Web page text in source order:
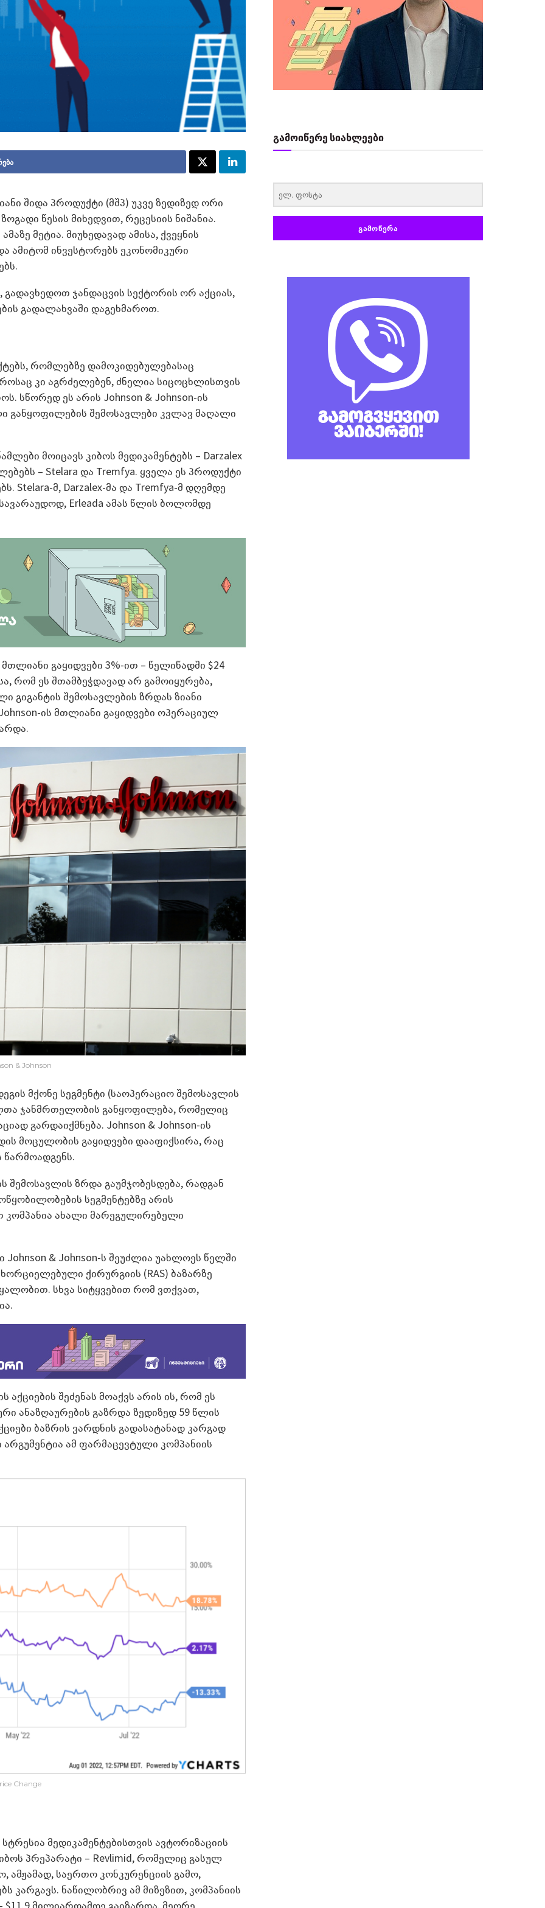
შიდა პროდუქტი (მშპ) უკვე ზედიზედ ორი
წესის მიხედვით, რეცესიის ნიშანია.
მეტია. მიუხედავად ამისა, ქვეყნის
ამიტომ ინვესტორებს ეკონომიკური
ჯანდაცვის სექტორის ორ აქციას,
გადალახვაში დაგეხმაროთ.
რომლებზე დამოკიდებულებასაც
კი აგრძელებენ, ძნელია სიცოცხლისთვის
სწორედ ეს არის Johnson & Johnson-ის
განყოფილების შემოსავლები კვლავ მაღალი
მოიცავს კიბოს მედიკამენტებს – Darzalex
– Stelara და Tremfya. ყველა ეს პროდუქტი
Stelara-მ, Darzalex-მა და Tremfya-მ დღემდე
Erleada ამას წლის ბოლომდე
გაყიდვები 3%-ით – წელიწადში $24
რომ ეს შთამბეჭდავად არ გამოიყურება,
გიგანტის შემოსავლების ზრდას ზიანი
ის მთლიანი გაყიდვები ოპერაციულ
& Johnson
მქონე სეგმენტი (საოპერაციო შემოსავლის
ჯანმრთელობის განყოფილება, რომელიც
გარდაიქმნება. Johnson & Johnson-ის
მოცულობის გაყიდვები დააფიქსირა, რაც
წარმოადგენს.
შემოსავლის ზრდა გაუმჯობესდება, რადგან
სეგმენტებზე არის
ახალი მარეგულირებელი
& Johnson-ს შეუძლია უახლოეს წელში
ქირურგიის (RAS) ბაზარზე
სხვა სიტყვებით რომ ვთქვათ,
შეძენას მოაქვს არის ის, რომ ეს
ანაზღაურების გაზრდა ზედიზედ 59 წლის
ბაზრის ვარდნის გადასატანად კარგად
ამ ფარმაცევტული კომპანიის
Change
მედიკამენტებისთვის ავტორიზაციის
პრეპარატი – Revlimid, რომელიც გასულ
ამჟამად, საერთო კონკურენციის გამო,
კარგავს. ნაწილობრივ ამ მიზეზით, კომპანიის
გამოიწერე სიახლეები
ᲒᲐᲛᲝᲬᲔᲠᲐ